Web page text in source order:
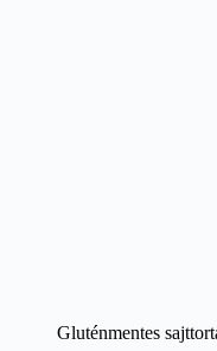
Gluténmentes